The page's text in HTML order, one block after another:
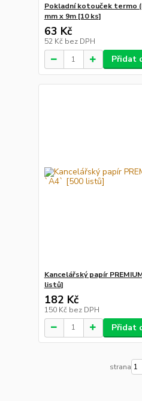
Pokladní kotouček termo
mm x 9m [10 ks]
63 Kč
52 Kč bez DPH
Přidat
Kancelářský papír
listů]
182 Kč
150 Kč bez DPH
Přidat
strana